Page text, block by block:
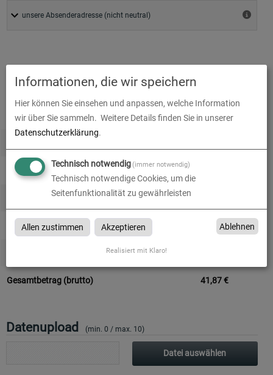
Alle Preise im Überblick
Produkt-Konfiguration 35,18€
Produktion und Versand
Produktions- und Lieferzeit
Gesamtbetrag (netto) 35,18€
Gesamtbetrag (brutto) 41,87€
Datenupload (min. 0 / max. 10)
Datei auswählen
Informationen, die wir speichern
Hier können Sie einsehen und anpassen, welche Information
wir über Sie sammeln. Weitere Details finden Sie in unserer
Datenschutzerklärung.
Technisch notwendig(immer notwendig)
Technisch notwendige Cookies, um die
Seitenfunktionalität zu gewährleisten
Allen zustimmen Akzeptieren Ablehnen
Realisiert mit Klaro!